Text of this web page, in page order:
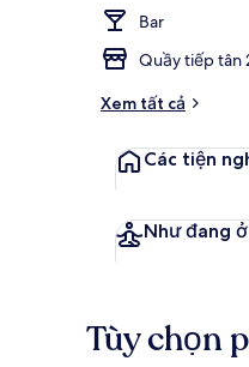
Bar
Quầy tiếp tân
Xem tất cả
Các tiện
Như đang
Tùy chọn